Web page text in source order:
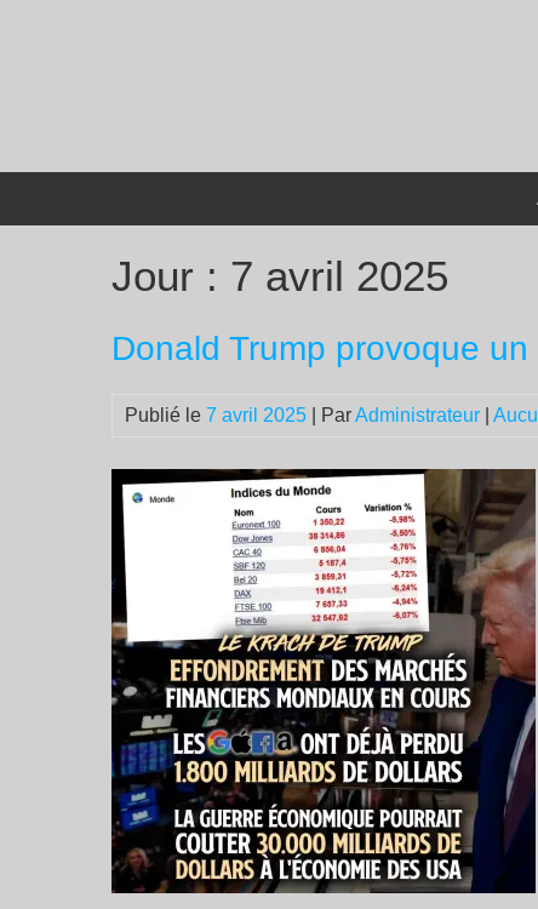
Jour : 7 avril 2025
Donald Trump provoque
Publié le 7 avril 2025 | ParAdministrateur